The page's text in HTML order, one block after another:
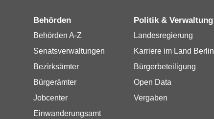
Behörden
Behörden A-Z
Senatsverwaltungen
Bezirksämter
Bürgerämter
Jobcenter
Einwanderungsamt
Politik & Verwaltung
Landesregierung
Karriere im Land Berlin
Bürgerbeteiligung
Open Data
Vergaben